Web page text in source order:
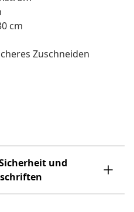
cm
Zuschneiden
und